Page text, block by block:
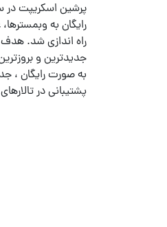
رایگان به
راه اندازی شد. هدف
جدیدترین و
به صورت رایگان ،
پشتیبانی در